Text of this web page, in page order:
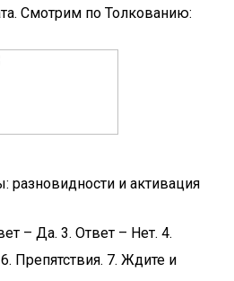
Смотрим по Толкованию:
разновидности и активация
– Да. 3. Ответ – Нет. 4.
Препятствия. 7. Ждите и